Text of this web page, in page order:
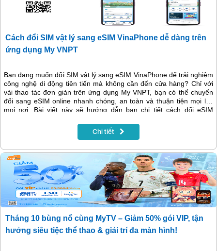
Cách đổi SIM vật lý sang eSIM VinaPhone dễ dàng trên
ứng dụng My VNPT
Bạn đang muốn đổi SIM vật lý sang eSIM VinaPhone để trải nghiệm
công nghệ di động tiên tiến mà không cần đến cửa hàng? Chỉ với
vài thao tác đơn giản trên ứng dụng My VNPT, bạn có thể chuyển
đổi sang eSIM online nhanh chóng, an toàn và thuận tiện mọi lúc
mọi nơi. Bài viết này sẽ hướng dẫn bạn chi tiết cách đổi eSIM
Chi tiết
Tháng 10 bùng nổ cùng MyTV – Giảm 50% gói VIP, tận
hưởng siêu tiệc thể thao & giải trí đa màn hình!